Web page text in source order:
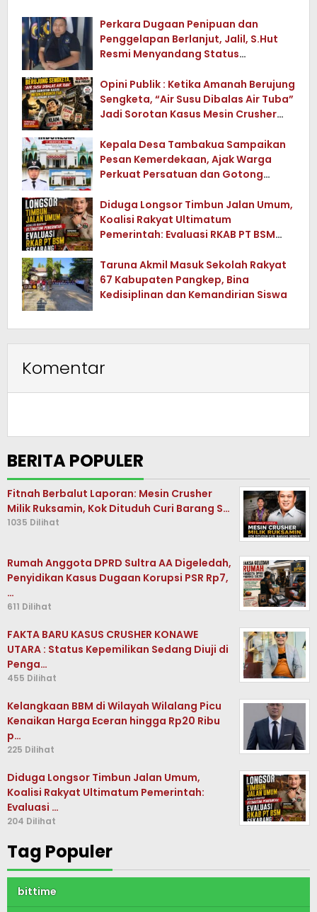
Perkara Dugaan Penipuan dan
Penggelapan Berlanjut, Jalil, S.Hut
Resmi Menyandang Status
Opini Publik : Ketika Amanah Berujung
Sengketa, “Air Susu Dibalas Air Tuba”
Jadi Sorotan Kasus Mesin Crusher
Kepala Desa Tambakua Sampaikan
Pesan Kemerdekaan, Ajak Warga
Perkuat Persatuan dan Gotong
Diduga Longsor Timbun Jalan Umum,
Koalisi Rakyat Ultimatum
Pemerintah: Evaluasi RKAB PT BSM
Taruna Akmil Masuk Sekolah Rakyat
67 Kabupaten Pangkep, Bina
Kedisiplinan dan Kemandirian Siswa
Komentar
BERITA POPULER
Fitnah Berbalut Laporan: Mesin Crusher
Milik Ruksamin, Kok Dituduh Curi Barang S…
1035 Dilihat
Rumah Anggota DPRD Sultra AA Digeledah,
Penyidikan Kasus Dugaan Korupsi PSR Rp7,
…
611 Dilihat
FAKTA BARU KASUS CRUSHER KONAWE
UTARA : Status Kepemilikan Sedang Diuji di
Penga…
455 Dilihat
Kelangkaan BBM di Wilayah Wilalang Picu
Kenaikan Harga Eceran hingga Rp20 Ribu
p…
225 Dilihat
Diduga Longsor Timbun Jalan Umum,
Koalisi Rakyat Ultimatum Pemerintah:
Evaluasi …
204 Dilihat
Tag Populer
bittime